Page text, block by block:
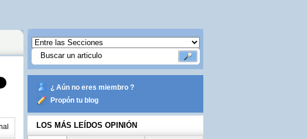
¿ Aún no eres miembro ?
Propón tu blog
LOS MÁS LEÍDOS OPINIÓN